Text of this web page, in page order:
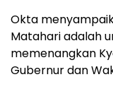
Okta
Matahari adalah
memenangkan
Gubernur dan